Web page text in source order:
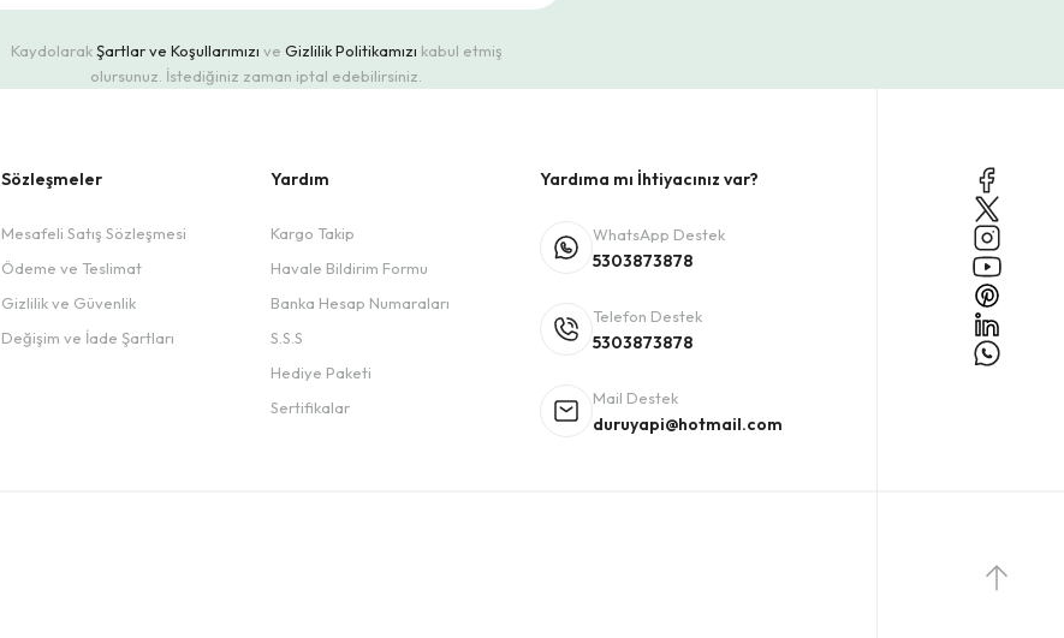
KaydolarakŞartlar ve Koşullarımızı ve Gizlilik Politikamızı kabul etmiş
olursunuz. İstediğiniz zaman iptal edebilirsiniz.
Sözleşmeler
Mesafeli Satış Sözleşmesi
Ödeme ve Teslimat
Gizlilik ve Güvenlik
Değişim ve İade Şartları
Yardım
Kargo Takip
Havale Bildirim Formu
Banka Hesap Numaraları
S.S.S
Hediye Paketi
Sertifikalar
Yardıma mı İhtiyacınız var?
WhatsApp Destek
5303873878
Telefon Destek
5303873878
Mail Destek
duruyapi@hotmail.com